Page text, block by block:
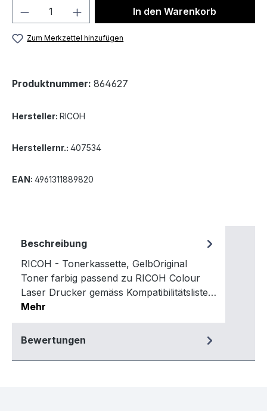
Produkt Anzahl: Gib denIn den Warenkorb
Zum Merkzettel hinzufügen
Produktnummer: 864627
Hersteller: RICOH
Herstellernr.: 407534
EAN: 4961311889820
Beschreibung
RICOH - Tonerkassette, GelbOriginal
Toner farbig passend zu RICOH Colour
Laser Drucker gemäss Kompatibilitätsliste…
Mehr
Bewertungen